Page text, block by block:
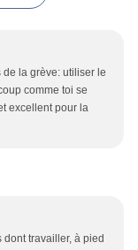
la grève: utiliser le
comme toi se
excellent pour la
travailler, à pied